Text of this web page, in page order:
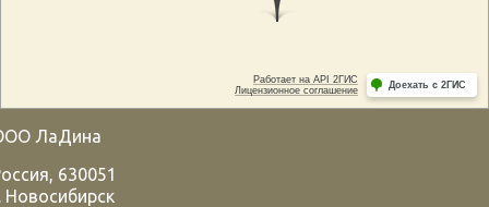
ЛаДина
, 630051
Новосибирск